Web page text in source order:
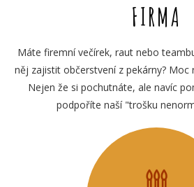
FIRMA
Máte firemní večírek, raut nebo
něj zajistit občerstvení z pekárny? Moc
Nejen že si pochutnáte, ale navíc
podpoříte naší "trošku